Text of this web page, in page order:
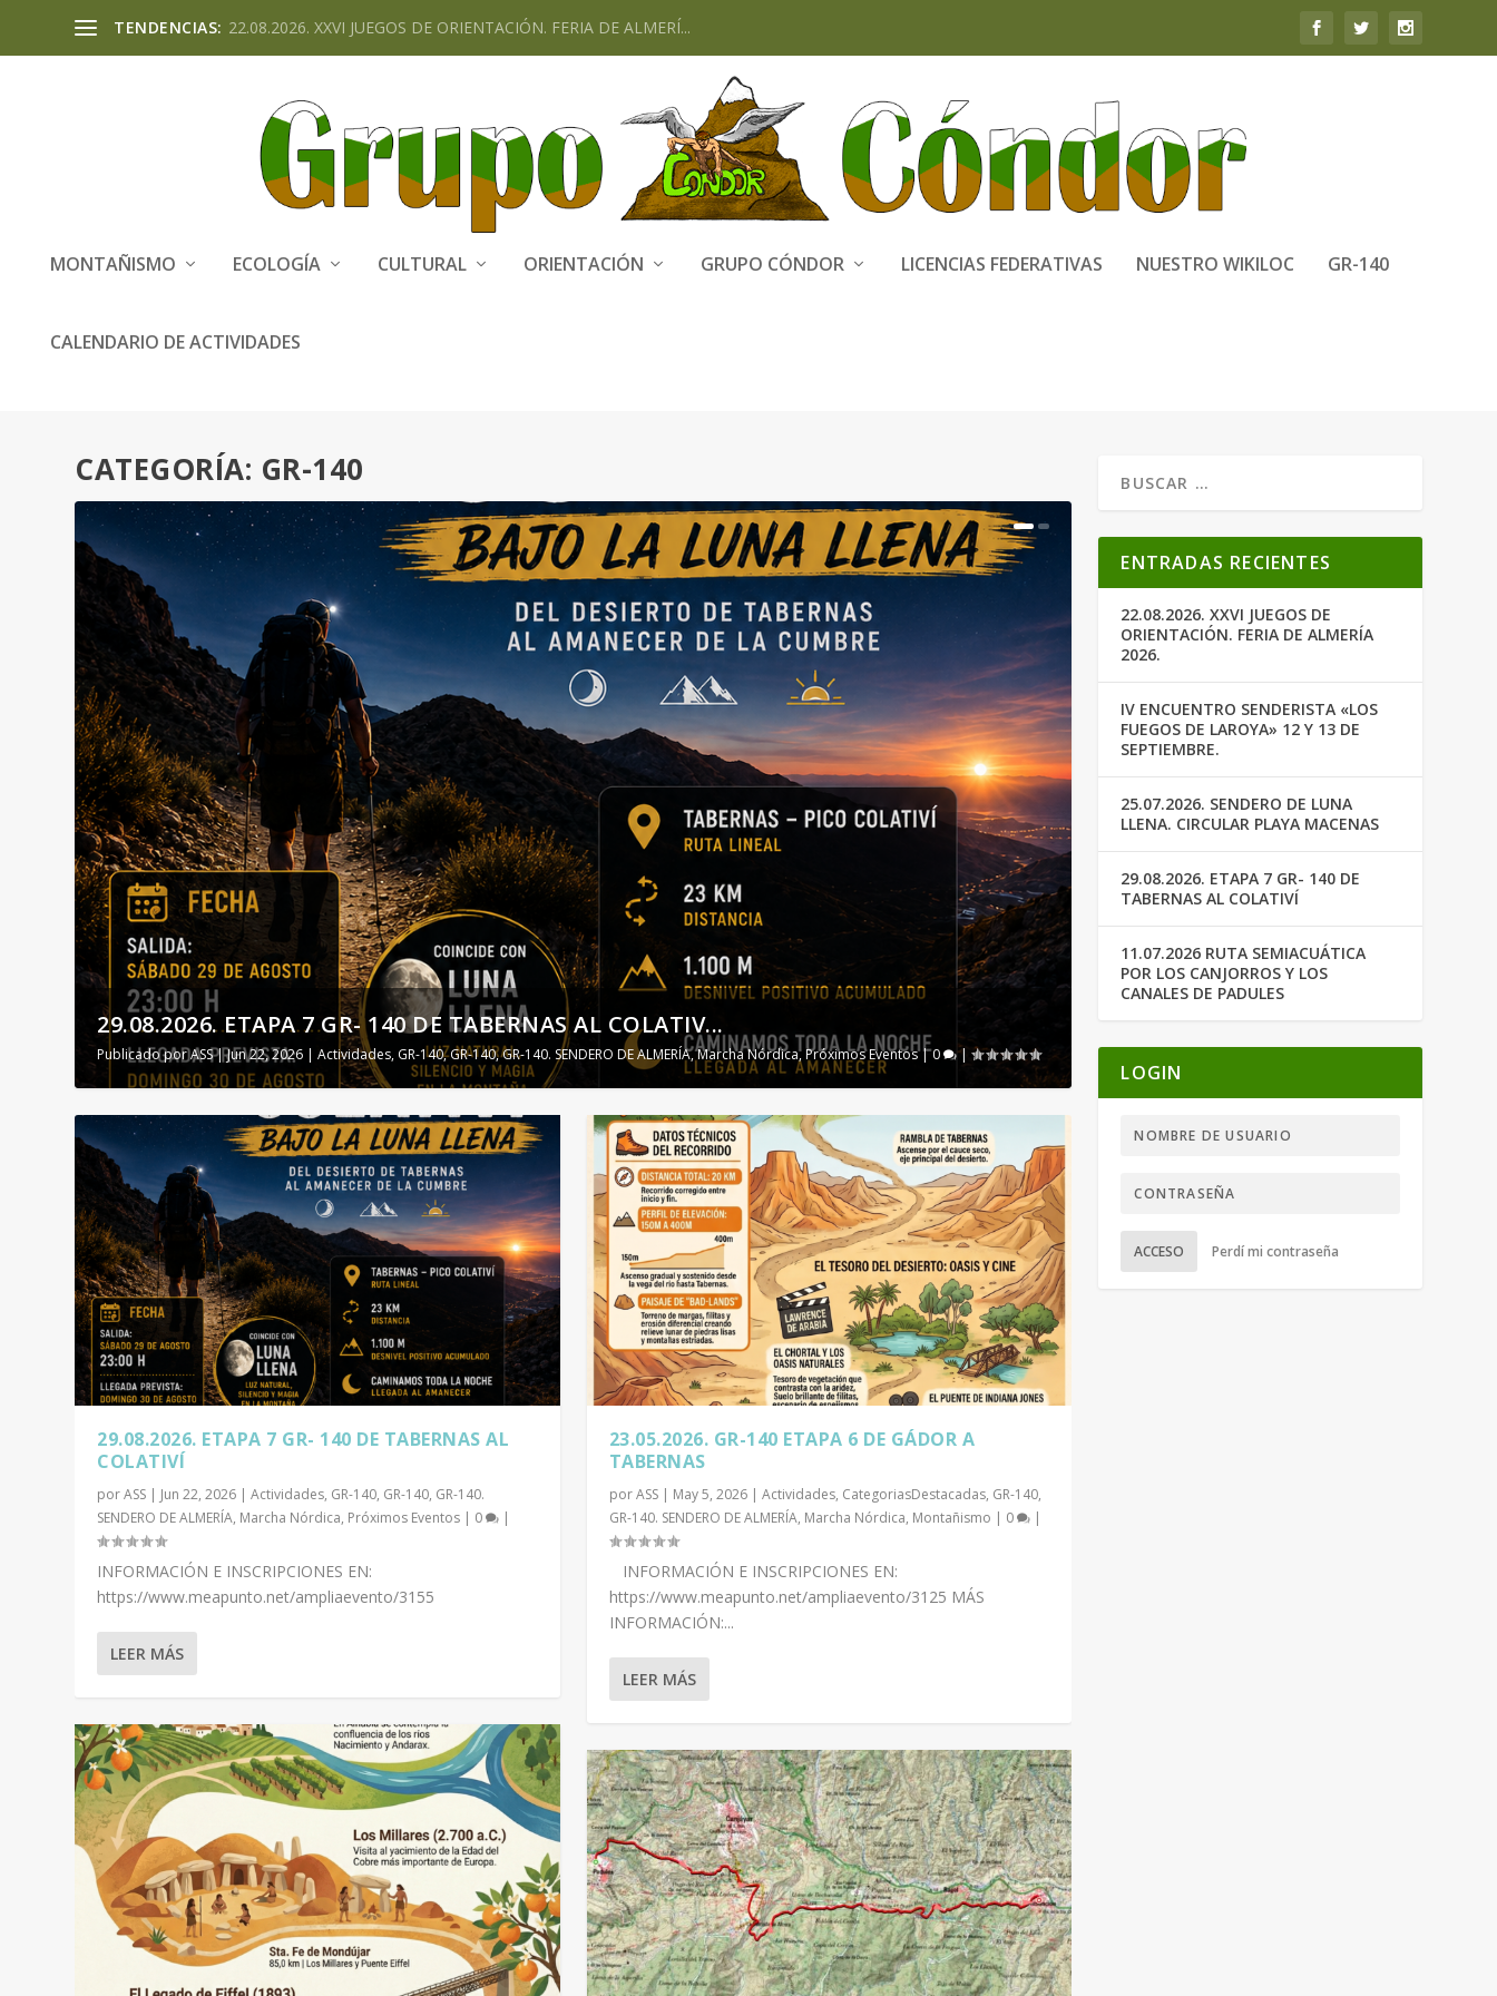
TENDENCIAS: 22.08.2026. XXVI JUEGOS DE ORIENTACIÓN. FERIA DE ALMERÍ...
MONTAÑISMO ECOLOGÍA CULTURAL ORIENTACIÓN GRUPO CÓNDOR LICENCIAS FEDERATIVAS NUESTRO WIKILOC GR-140
CALENDARIO DE ACTIVIDADES
CATEGORÍA: GR-140
29.08.2026. ETAPA 7 GR- 140 DE TABERNAS AL COLATIV...
Publicado porASS|Jun 22, 2026 |Actividades, GR-140,GR-140,GR-140. SENDERO DE ALMERÍA,Marcha Nórdica, Próximos Eventos|0 |
07.03.2026 GR-140 ETAPA 3. LAUJAR-PADULES
Publicado por
29.08.2026. ETAPA 7 GR- 140 DE TABERNAS AL
COLATIVÍ
porASS | Jun 22, 2026 |Actividades, GR-140, GR-140, GR-140.
SENDERO DE ALMERÍA, Marcha Nórdica, Próximos Eventos | 0 |
INFORMACIÓN E INSCRIPCIONES EN:
https://www.meapunto.net/ampliaevento/3155
LEER MÁS
23.05.2026. GR-140 ETAPA 6 DE GÁDOR A
TABERNAS
porASS| May 5, 2026| Actividades, CategoriasDestacadas, GR-140,
GR-140. SENDERO DE ALMERÍA, Marcha Nórdica, Montañismo | 0 |
INFORMACIÓN E INSCRIPCIONES EN:
https://www.meapunto.net/ampliaevento/3125 MÁS
INFORMACIÓN:...
LEER MÁS
ENTRADAS RECIENTES
22.08.2026. XXVI JUEGOS DE
ORIENTACIÓN. FERIA DE ALMERÍA
2026.
IV ENCUENTRO SENDERISTA «LOS
FUEGOS DE LAROYA» 12 Y 13 DE
SEPTIEMBRE.
25.07.2026. SENDERO DE LUNA
LLENA. CIRCULAR PLAYA MACENAS
29.08.2026. ETAPA 7 GR- 140 DE
TABERNAS AL COLATIVÍ
11.07.2026 RUTA SEMIACUÁTICA
POR LOS CANJORROS Y LOS
CANALES DE PADULES
LOGIN
ACCESO Perdí mi contraseña